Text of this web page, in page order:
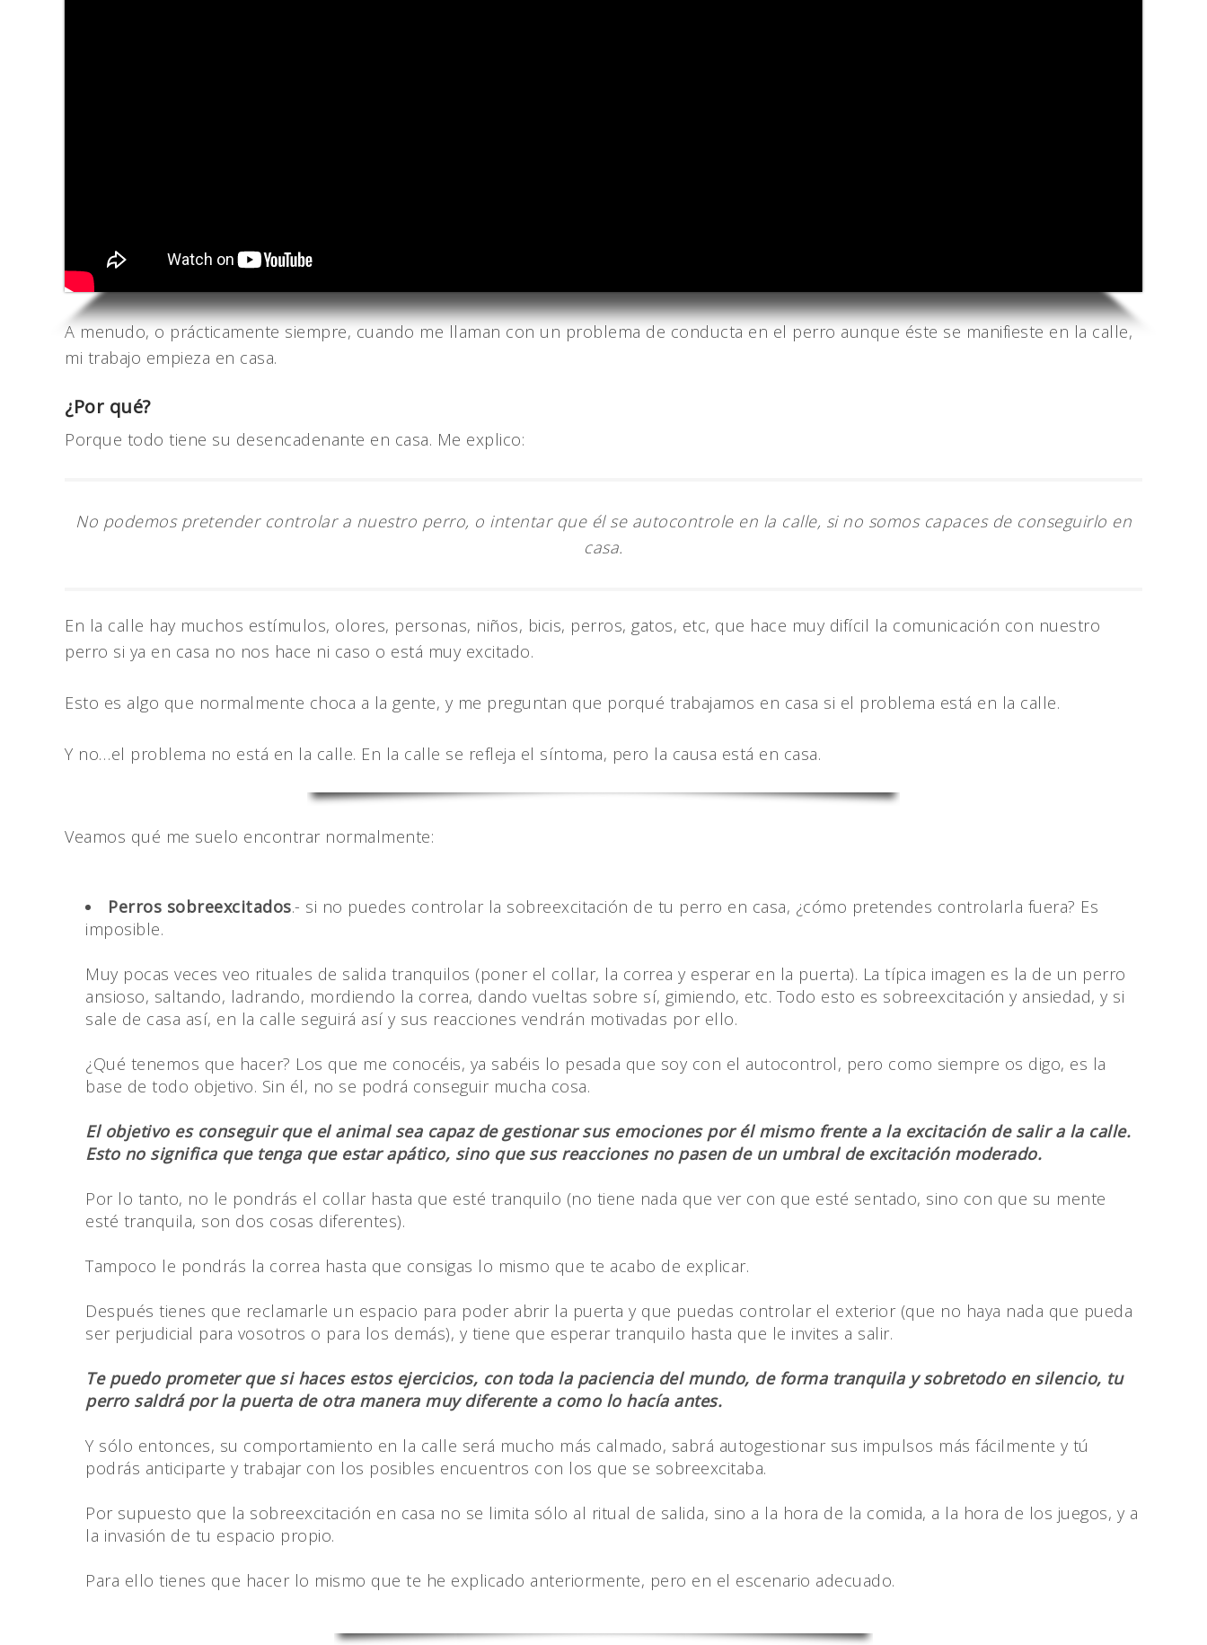
A menudo, o prácticamente siempre, cuando me llaman con un problema de conducta en el perro aunque éste se manifieste en la calle,
mi trabajo empieza en casa.
¿Por qué?
Porque todo tiene su desencadenante en casa. Me explico:
No podemos pretender controlar a nuestro perro, o intentar que él se autocontrole en la calle, si no somos capaces de conseguirlo en
casa.
En la calle hay muchos estímulos, olores, personas, niños, bicis, perros, gatos, etc, que hace muy difícil la comunicación con nuestro
perro si ya en casa no nos hace ni caso o está muy excitado.
Esto es algo que normalmente choca a la gente, y me preguntan que porqué trabajamos en casa si el problema está en la calle.
Y no…el problema no está en la calle. En la calle se refleja el síntoma, pero la causa está en casa.
Veamos qué me suelo encontrar normalmente:
Perros sobreexcitados.- si no puedes controlar la sobreexcitación de tu perro en casa, ¿cómo pretendes controlarla fuera? Es
imposible.
Muy pocas veces veo rituales de salida tranquilos (poner el collar, la correa y esperar en la puerta). La típica imagen es la de un perro
ansioso, saltando, ladrando, mordiendo la correa, dando vueltas sobre sí, gimiendo, etc. Todo esto es sobreexcitación y ansiedad, y si
sale de casa así, en la calle seguirá así y sus reacciones vendrán motivadas por ello.
¿Qué tenemos que hacer? Los que me conocéis, ya sabéis lo pesada que soy con el autocontrol, pero como siempre os digo, es la
base de todo objetivo. Sin él, no se podrá conseguir mucha cosa.
El objetivo es conseguir que el animal sea capaz de gestionar sus emociones por él mismo frente a la excitación de salir a la calle.
Esto no significa que tenga que estar apático, sino que sus reacciones no pasen de un umbral de excitación moderado.
Por lo tanto, no le pondrás el collar hasta que esté tranquilo (no tiene nada que ver con que esté sentado, sino con que su mente
esté tranquila, son dos cosas diferentes).
Tampoco le pondrás la correa hasta que consigas lo mismo que te acabo de explicar.
Después tienes que reclamarle un espacio para poder abrir la puerta y que puedas controlar el exterior (que no haya nada que pueda
ser perjudicial para vosotros o para los demás), y tiene que esperar tranquilo hasta que le invites a salir.
Te puedo prometer que si haces estos ejercicios, con toda la paciencia del mundo, de forma tranquila y sobretodo en silencio, tu
perro saldrá por la puerta de otra manera muy diferente a como lo hacía antes.
Y sólo entonces, su comportamiento en la calle será mucho más calmado, sabrá autogestionar sus impulsos más fácilmente y tú
podrás anticiparte y trabajar con los posibles encuentros con los que se sobreexcitaba.
Por supuesto que la sobreexcitación en casa no se limita sólo al ritual de salida, sino a la hora de la comida, a la hora de los juegos, y a
la invasión de tu espacio propio.
Para ello tienes que hacer lo mismo que te he explicado anteriormente, pero en el escenario adecuado.